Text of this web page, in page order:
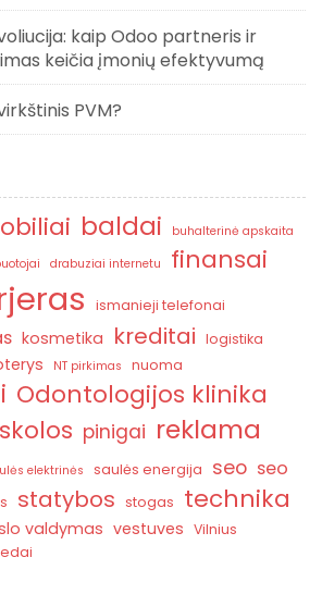
kaip Odoo partneris ir
keičia įmonių efektyvumą
PVM?
baldai
buhalterinė apskaita
drabuziai internetu finansai
ismanieji telefonai
kosmetika kreditai logistika
NT pirkimas nuoma
Odontologijos klinika
pinigai reklama
elektrinės saulės energija seo seo
statybos stogas technika
valdymas vestuves Vilnius